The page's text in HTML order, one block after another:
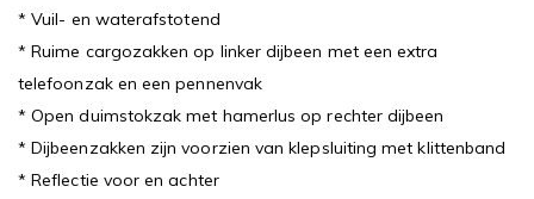
* Vuil- en waterafstotend
* Ruime cargozakken op linker dijbeen met een extra
telefoonzak en een pennenvak
* Open duimstokzak met hamerlus op rechter dijbeen
* Dijbeenzakken zijn voorzien van klepsluiting met klittenband
* Reflectie voor en achter